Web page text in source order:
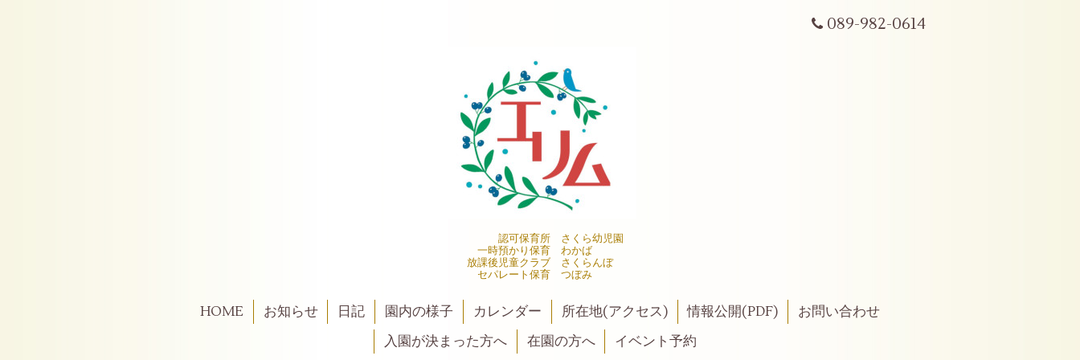
089-982-0614
認可保育所 さくら幼児園
一時預かり保育 わかば
放課後児童クラブ さくらんぼ
セパレート保育 つぼみ
HOME お知らせ 日記 園内の様子 カレンダー 所在地(アクセス) 情報公開(PDF)
お問い合わせ
入園が決まった方へ
在園の方へ イベント予約